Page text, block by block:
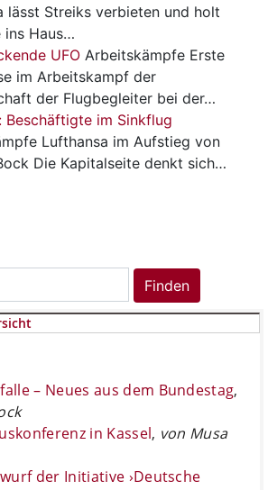
lässt Streiks verbieten und holt
ins Haus…
UFO Arbeitskämpfe Erste
im Arbeitskampf der
der Flugbegleiter bei der…
Beschäftigte im Sinkflug
Lufthansa im Aufstieg von
Die Kapitalseite denkt sich…
Finden
– Neues aus dem Bundestag,
in Kassel, von Musa
der Initiative ›Deutsche